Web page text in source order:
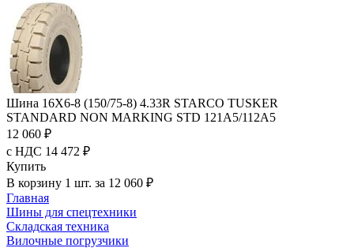
Шина 16X6-8 (150/75-8) 4.33R STARCO TUSKER
STANDARD NON MARKING STD 121A5/112A5
12 060 ₽
с НДС 14 472 ₽
Купить
В корзину 1 шт. за 12 060 ₽
Главная
Шины для спецтехники
Складская техника
Вилочные погрузчики